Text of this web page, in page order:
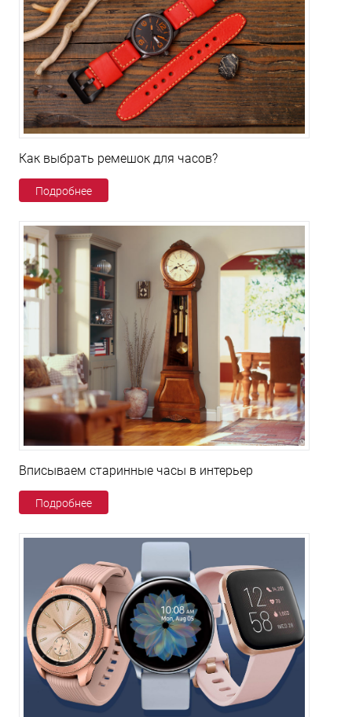
Как выбрать ремешок для часов?
Подробнее
Вписываем старинные часы в интерьер
Подробнее